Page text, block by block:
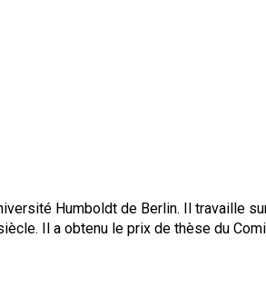
Humboldt de Berlin. Il travaille
Il a obtenu le prix de thèse du